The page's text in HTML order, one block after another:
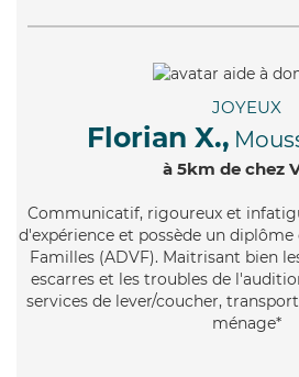
JOYEUX
Florian X.,
à 5km de chez
Communicatif, rigoureux et
d'expérience et possède un diplôme
Familles (ADVF). Maitrisant bien
escarres et les troubles de
services de lever/coucher,
ménage*